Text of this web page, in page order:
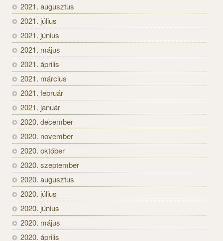
2021. augusztus
2021. július
2021. június
2021. május
2021. április
2021. március
2021. február
2021. január
2020. december
2020. november
2020. október
2020. szeptember
2020. augusztus
2020. július
2020. június
2020. május
2020. április